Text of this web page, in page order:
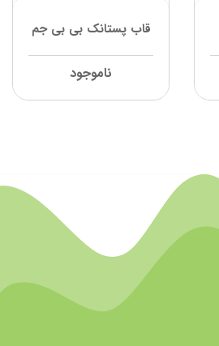
قاب پستانک بی بی جم
ناموجود